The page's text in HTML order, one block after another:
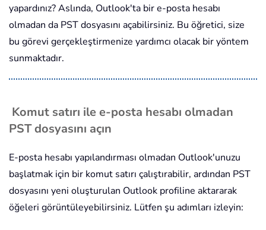
yapardınız? Aslında, Outlook'ta bir e-posta hesabı
olmadan da PST dosyasını açabilirsiniz. Bu öğretici, size
bu görevi gerçekleştirmenize yardımcı olacak bir yöntem
sunmaktadır.
Komut satırı ile e-posta hesabı olmadan
PST dosyasını açın
E-posta hesabı yapılandırması olmadan Outlook'unuzu
başlatmak için bir komut satırı çalıştırabilir, ardından PST
dosyasını yeni oluşturulan Outlook profiline aktararak
öğeleri görüntüleyebilirsiniz. Lütfen şu adımları izleyin: